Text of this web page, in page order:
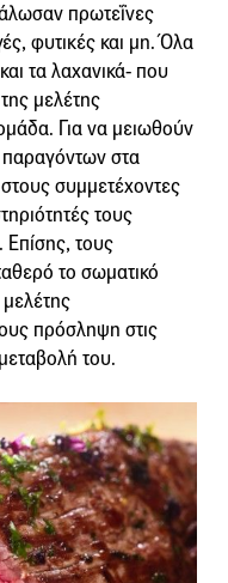
πρωτεΐνες
φυτικές και μη. Όλα
τα λαχανικά- που
μελέτης
Για να μειωθούν
παραγόντων στα
συμμετέχοντες
τους
τους
το σωματικό
πρόσληψη στις
του.